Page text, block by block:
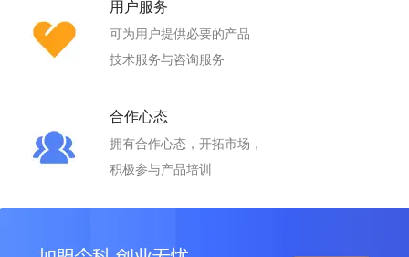
用户服务
可为用户提供必要的产品
技术服务与咨询服务
合作心态
拥有合作心态，开拓市场，
积极参与产品培训